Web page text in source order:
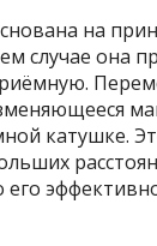
на
случае она
катушке.